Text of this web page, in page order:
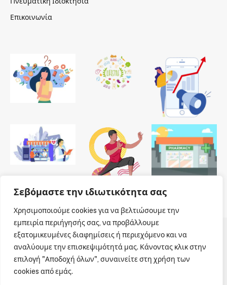
Σεβόμαστε την ιδιωτικότητα σας
Χρησιμοποιούμε cookies για να βελτιώσουμε την
εμπειρία περιήγησής σας, να προβάλλουμε
εξατομικευμένες διαφημίσεις ή περιεχόμενο και να
αναλύουμε την επισκεψιμότητά μας. Κάνοντας κλικ στην
επιλογή "Αποδοχή όλων", συναινείτε στη χρήση των
cookies από εμάς.
Επικοινωνία
© 2026 Dailypharmanews. Designed byDailypharmanews
Αρχική Όροι χρήσης
Πολιτική cookies
Πολιτική απορρήτου